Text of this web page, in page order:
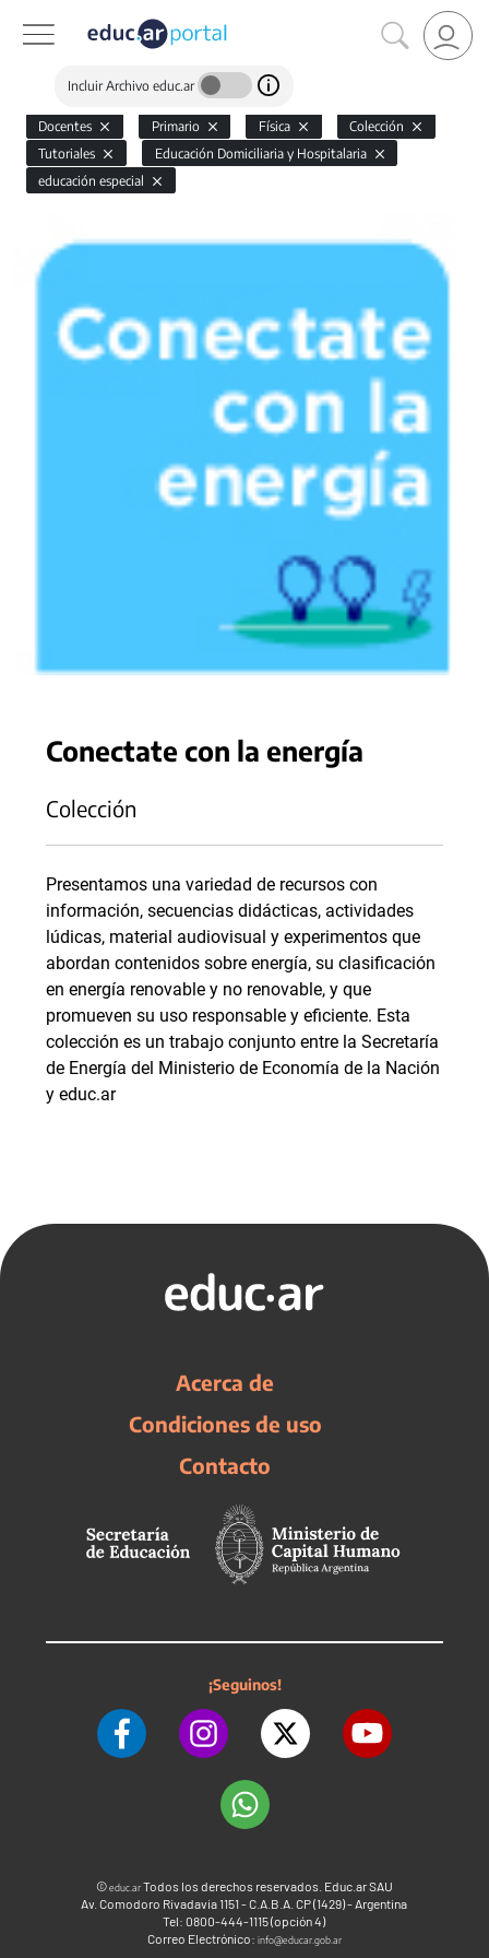
Incluir Archivo educ.ar
Docentes Primario Física
Colección
Tutoriales
Educación Domiciliaria y Hospitalaria
educación especial
Conectate con la energía
Colección
Presentamos una variedad de recursos con
información, secuencias didácticas, actividades
lúdicas, material audiovisual y experimentos que
abordan contenidos sobre energía, su clasificación
en energía renovable y no renovable, y que
promueven su uso responsable y eficiente. Esta
colección es un trabajo conjunto entre la Secretaría
de Energía del Ministerio de Economía de la Nación
y educ.ar
Acerca de
Condiciones de uso
Contacto
¡Seguinos!
©educ.arTodos los derechos reservados. Educ.ar SAU
Av. Comodoro Rivadavia 1151 - C.A.B.A. CP (1429) - Argentina
Tel: 0800-444-1115 (opción 4)
Correo Electrónico: info@educar.gob.ar